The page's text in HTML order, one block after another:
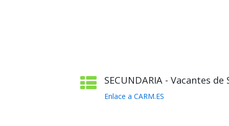
SECUNDARIA - Vacantes
Enlace a CARM.ES